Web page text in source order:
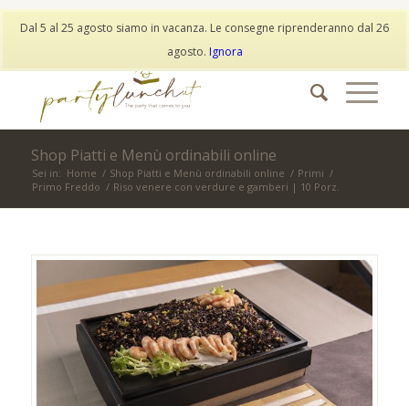
My Account
Wishlist
Shop Piatti e Menù ordinabili online
Sei in: Home / Shop Piatti e Menù ordinabili online / Primi /
Primo Freddo / Riso venere con verdure e gamberi | 10 Porz.
Dal 5 al 25 agosto siamo in vacanza. Le consegne riprenderanno dal 26
agosto. Ignora